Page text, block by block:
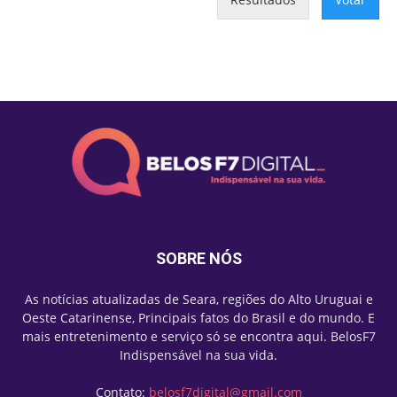
SOBRE NÓS
As notícias atualizadas de Seara, regiões do Alto Uruguai e
Oeste Catarinense, Principais fatos do Brasil e do mundo. E
mais entretenimento e serviço só se encontra aqui. BelosF7
Indispensável na sua vida.
Contato: belosf7digital@gmail.com